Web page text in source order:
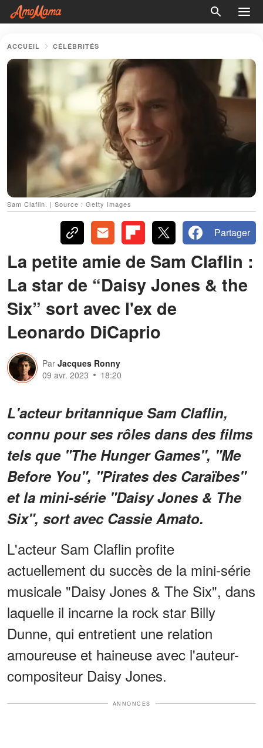
ACCUEIL CÉLÉBRITÉS
Sam Claflin. | Source : Getty Images
Partager
La petite amie de Sam Claflin :
La star de “Daisy Jones & the
Six” sort avec l'ex de
Leonardo DiCaprio
Par Jacques Ronny
09 avr. 2023
18:20
L'acteur britannique Sam Claflin,
connu pour ses rôles dans des films
tels que "The Hunger Games", "Me
Before You", "Pirates des Caraïbes"
et la mini-série "Daisy Jones & The
Six", sort avec Cassie Amato.
L'acteur Sam Claflin profite
actuellement du succès de la mini-série
musicale "Daisy Jones & The Six", dans
laquelle il incarne la rock star Billy
Dunne, qui entretient une relation
amoureuse et haineuse avec l'auteur-
compositeur Daisy Jones.
ANNONCES